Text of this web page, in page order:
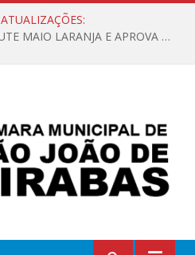
CÂMARA MUNICIPAL DISCUTE MAIO LARANJA E APROVA REQUERIMENTO SOBRE SINALIZAÇÃO URBANA